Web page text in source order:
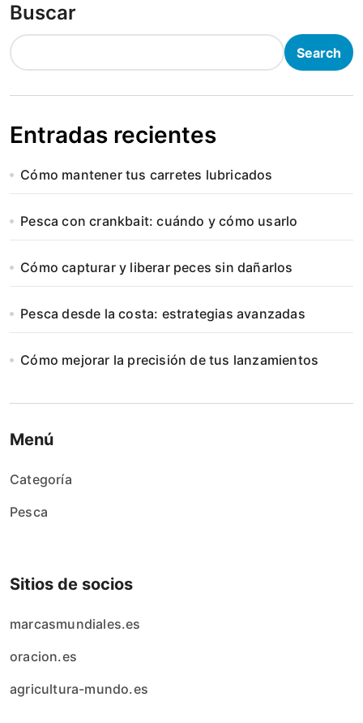
Buscar
Search
Entradas recientes
Cómo mantener tus carretes lubricados
Pesca con crankbait: cuándo y cómo usarlo
Cómo capturar y liberar peces sin dañarlos
Pesca desde la costa: estrategias avanzadas
Cómo mejorar la precisión de tus lanzamientos
Menú
Categoría
Pesca
Sitios de socios
marcasmundiales.es
oracion.es
agricultura-mundo.es